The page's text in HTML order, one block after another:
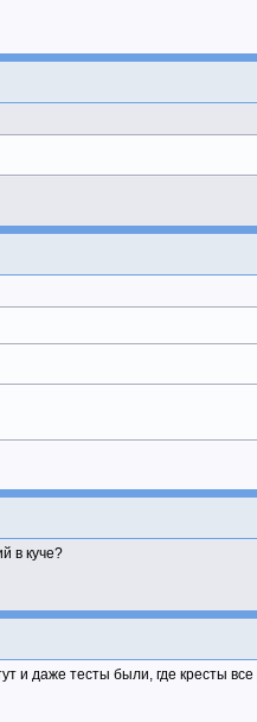
в куче?
и даже тесты были, где кресты все